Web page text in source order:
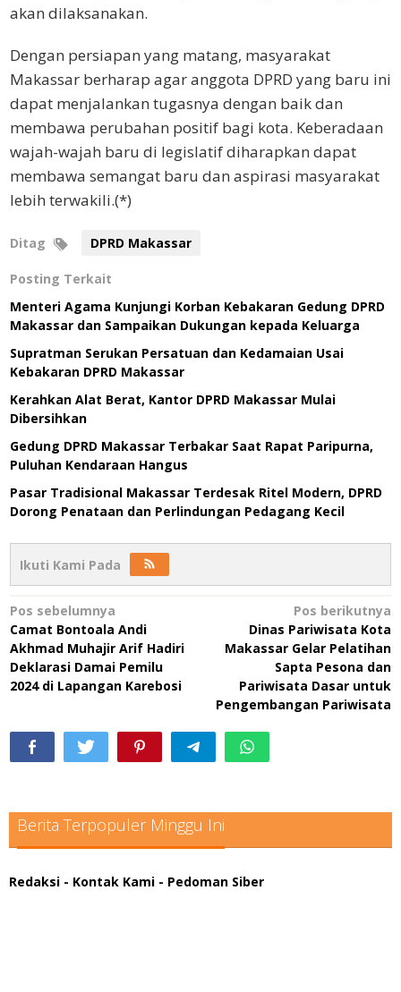
akan dilaksanakan.
Dengan persiapan yang matang, masyarakat
Makassar berharap agar anggota DPRD yang baru ini
dapat menjalankan tugasnya dengan baik dan
membawa perubahan positif bagi kota. Keberadaan
wajah-wajah baru di legislatif diharapkan dapat
membawa semangat baru dan aspirasi masyarakat
lebih terwakili.(*)
Ditag DPRD Makassar
Posting Terkait
Menteri Agama Kunjungi Korban Kebakaran Gedung DPRD
Makassar dan Sampaikan Dukungan kepada Keluarga
Supratman Serukan Persatuan dan Kedamaian Usai
Kebakaran DPRD Makassar
Kerahkan Alat Berat, Kantor DPRD Makassar Mulai
Dibersihkan
Gedung DPRD Makassar Terbakar Saat Rapat Paripurna,
Puluhan Kendaraan Hangus
Pasar Tradisional Makassar Terdesak Ritel Modern, DPRD
Dorong Penataan dan Perlindungan Pedagang Kecil
Ikuti Kami Pada
Navigasi
pos
Pos sebelumnya
Camat Bontoala Andi
Akhmad Muhajir Arif Hadiri
Deklarasi Damai Pemilu
2024 di Lapangan Karebosi
Pos berikutnya
Dinas Pariwisata Kota
Makassar Gelar Pelatihan
Sapta Pesona dan
Pariwisata Dasar untuk
Pengembangan Pariwisata
Berita Terpopuler Minggu Ini
Redaksi - Kontak Kami - Pedoman Siber